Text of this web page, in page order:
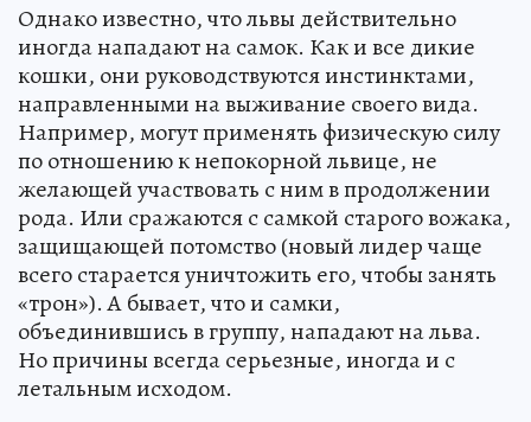
Однако известно, что львы действительно
иногда нападают на самок. Как и все дикие
кошки, они руководствуются инстинктами,
направленными на выживание своего вида.
Например, могут применять физическую силу
по отношению к непокорной львице, не
желающей участвовать с ним в продолжении
рода. Или сражаются с самкой старого вожака,
защищающей потомство (новый лидер чаще
всего старается уничтожить его, чтобы занять
«трон»). А бывает, что и самки,
объединившись в группу, нападают на льва.
Но причины всегда серьезные, иногда и с
летальным исходом.